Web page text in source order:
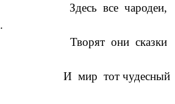
чародеи,
они сказки
чудесный